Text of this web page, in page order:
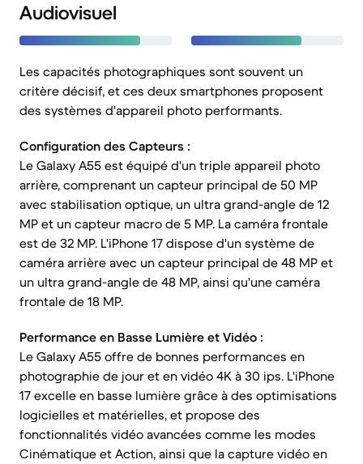
Audiovisuel
Les capacités photographiques sont souvent un
critère décisif, et ces deux smartphones proposent
des systèmes d'appareil photo performants.
Configuration des Capteurs :
Le Galaxy A55 est équipé d'un triple appareil photo
arrière, comprenant un capteur principal de 50 MP
avec stabilisation optique, un ultra grand-angle de 12
MP et un capteur macro de 5 MP. La caméra frontale
est de 32 MP. L'iPhone 17 dispose d'un système de
caméra arrière avec un capteur principal de 48 MP et
un ultra grand-angle de 48 MP, ainsi qu'une caméra
frontale de 18 MP.
Performance en Basse Lumière et Vidéo :
Le Galaxy A55 offre de bonnes performances en
photographie de jour et en vidéo 4K à 30 ips. L'iPhone
17 excelle en basse lumière grâce à des optimisations
logicielles et matérielles, et propose des
fonctionnalités vidéo avancées comme les modes
Cinématique et Action, ainsi que la capture vidéo en